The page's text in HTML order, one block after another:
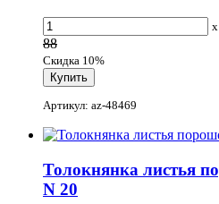
x
88
Скидка 10%
Артикул: az-48469
Толокнянка листья
N 20